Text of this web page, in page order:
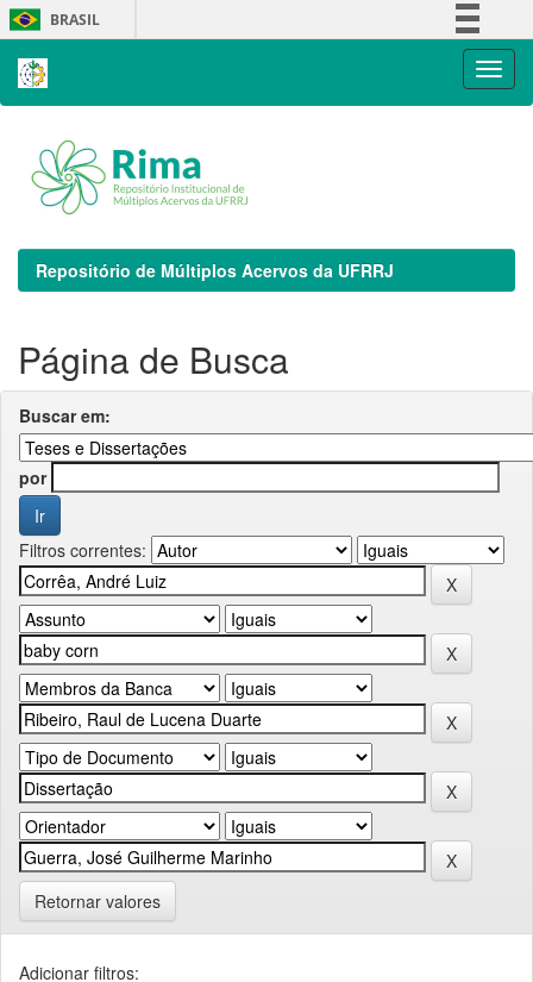
Skip
navigation
BRASIL
Repositório de Múltiplos Acervos da UFRRJ
Página de Busca
Buscar em:
por
Filtros correntes:
Retornar valores
Adicionar filtros: